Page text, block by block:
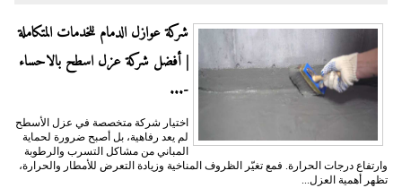
شركة عوازل الدمام للخدمات المتكاملة
| أفضل شركة عزل اسطح بالاحساء
-...
اختيار شركة متخصصة في عزل الأسطح
لم يعد رفاهية، بل أصبح ضرورة لحماية
المباني من مشاكل التسرب والرطوبة
وارتفاع درجات الحرارة. فمع تغيّر الظروف المناخية وزيادة التعرض للأمطار والحرارة،
تظهر أهمية العزل...